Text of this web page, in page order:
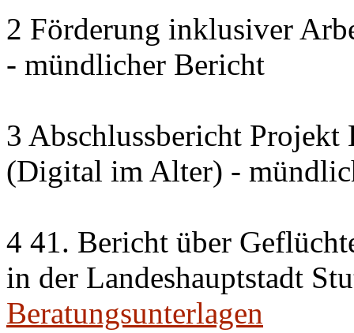
2 Förderung inklusiver
- mündlicher Bericht
3 Abschlussbericht
(Digital im Alter) -
4 41. Bericht über
in der Landeshauptstadt
Beratungsunterlagen